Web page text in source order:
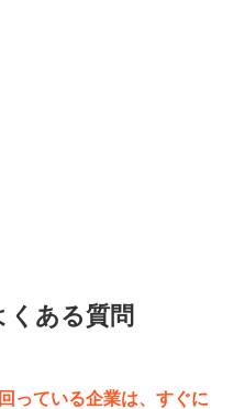
くある質問
っている企業は、すぐに